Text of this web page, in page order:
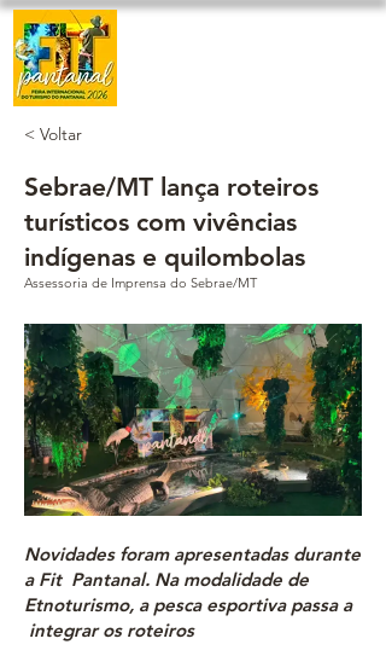
< Voltar
Sebrae/MT lança roteiros
turísticos com vivências
indígenas e quilombolas
Assessoria de Imprensa do Sebrae/MT
Novidades foram apresentadas durante
a Fit Pantanal. Na modalidade de
Etnoturismo, a pesca esportiva passa a
integrar os roteiros